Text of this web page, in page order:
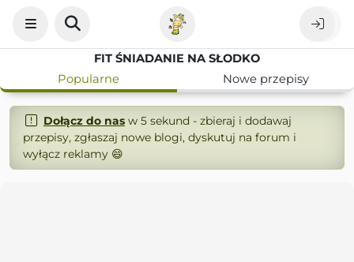
FIT ŚNIADANIE NA SŁODKO
Popularne
Nowe przepisy
Dołącz do nasw 5 sekund - zbieraj i dodawaj
przepisy, zgłaszaj nowe blogi, dyskutuj na forum i
wyłącz reklamy 😄